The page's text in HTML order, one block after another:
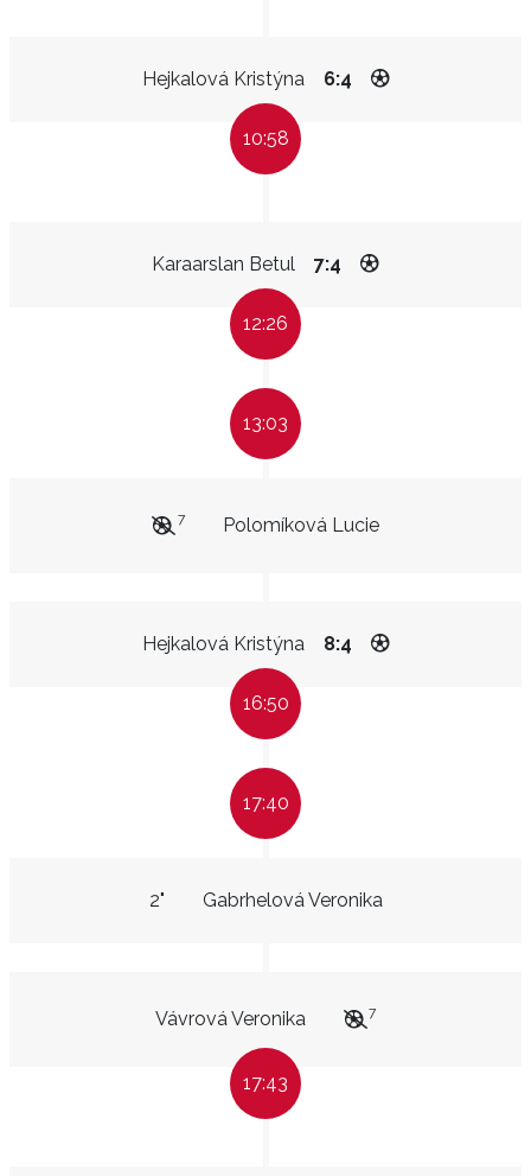
Hejkalová Kristýna 6:4
10:58
Karaarslan Betul 7:4
12:26
13:03
Polomíková Lucie
7
Hejkalová Kristýna 8:4
16:50
17:40
Gabrhelová Veronika
2"
Vávrová Veronika 7
17:43